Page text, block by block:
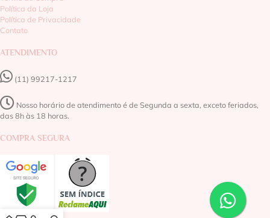
Política da Loja
Política de Privacidade
Contato
ATENDIMENTO
(11) 99217-1217‬
Nosso horário de atendimento é de Segunda a sexta, exceto feriados,
das 8h às 18 horas.
COMPRA SEGURA